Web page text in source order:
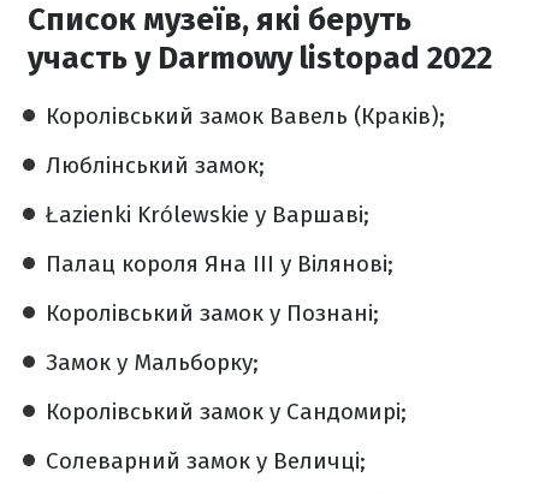
Список музеїв, які беруть
участь у Darmowy listopad 2022
Королівський замок Вавель (Краків);
Люблінський замок;
Łazienki Królewskie у Варшаві;
Палац короля Яна III у Вілянові;
Королівський замок у Познані;
Замок у Мальборку;
Королівський замок у Сандомирі;
Солеварний замок у Величці;